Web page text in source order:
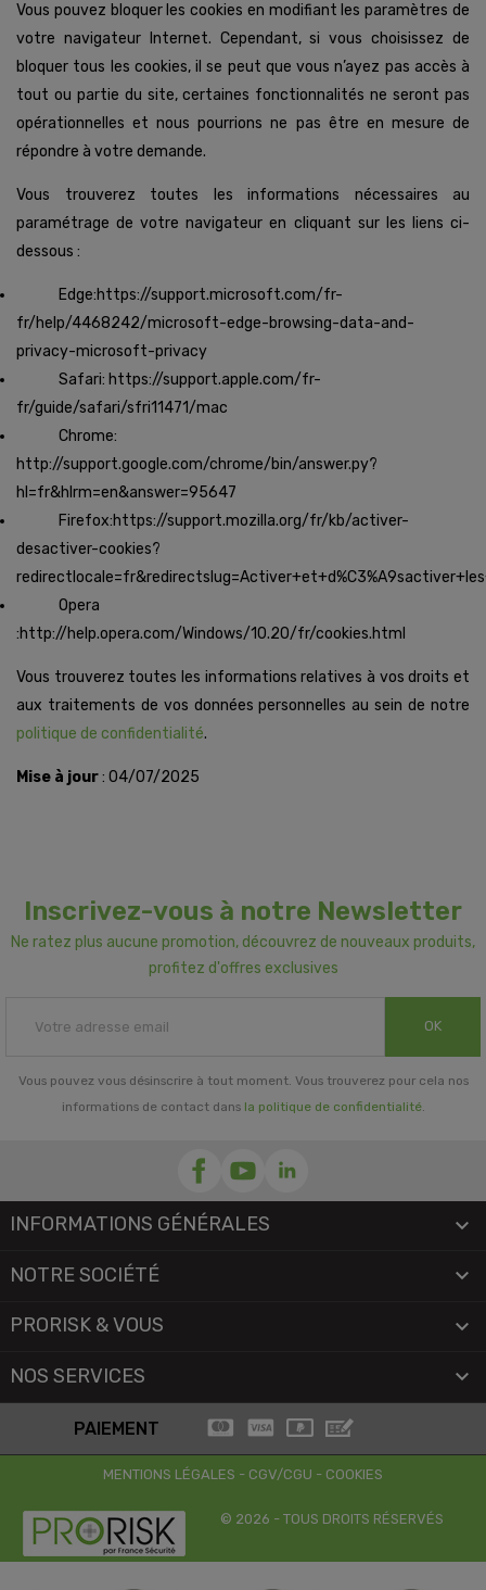
Vous pouvez bloquer les cookies en modifiant les paramètres de
votre navigateur Internet. Cependant, si vous choisissez de
bloquer tous les cookies, il se peut que vous n’ayez pas accès à
tout ou partie du site, certaines fonctionnalités ne seront pas
opérationnelles et nous pourrions ne pas être en mesure de
répondre à votre demande.
Vous trouverez toutes les informations nécessaires au
paramétrage de votre navigateur en cliquant sur les liens ci-
dessous :
Edge:https://support.microsoft.com/fr-
fr/help/4468242/microsoft-edge-browsing-data-and-
privacy-microsoft-privacy
Safari: https://support.apple.com/fr-
fr/guide/safari/sfri11471/mac
Chrome:
http://support.google.com/chrome/bin/answer.py?
hl=fr&hlrm=en&answer=95647
Firefox:https://support.mozilla.org/fr/kb/activer-
desactiver-cookies?
Opera
:http://help.opera.com/Windows/10.20/fr/cookies.html
Vous trouverez toutes les informations relatives à vos droits et
aux traitements de vos données personnelles au sein de notre
politique de confidentialité.
Mise à jour: 04/07/2025
Inscrivez-vous à notre Newsletter
Ne ratez plus aucune promotion, découvrez de nouveaux produits,
profitez d'offres exclusives
OK
Vous pouvez vous désinscrire à tout moment. Vous trouverez pour cela nos
informations de contact dans la politique de confidentialité.
INFORMATIONS GÉNÉRALES 
NOTRE SOCIÉTÉ 
PRORISK & VOUS 
NOS SERVICES 
PAIEMENT
MENTIONS LÉGALES - CGV/CGU - COOKIES
© 2026 - TOUS DROITS RÉSERVÉS